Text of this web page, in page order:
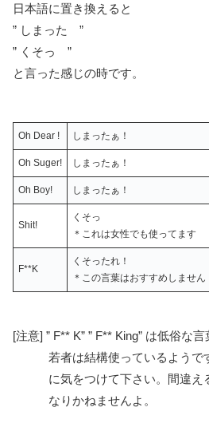
日本語に置き換えると
” しまった ”
” くそっ ”
と言った感じの時です。
Oh Dear ! しまったぁ！
Oh Suger! しまったぁ！
Oh Boy! しまったぁ！
Shit!
くそっ
＊これは女性でも使ってます
F**K
くそったれ！
＊この言葉はおすすめしません
[注意] ” F** K” ” F** King” は低俗な
若者は結構使っているようで
に気をつけて下さい。間違え
なりかねませんよ。